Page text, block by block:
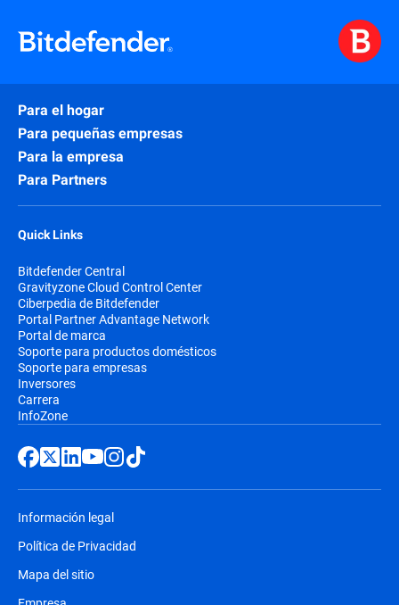
Para el hogar
Para pequeñas empresas
Para la empresa
Para Partners
Quick Links
Bitdefender Central
Gravityzone Cloud Control Center
Ciberpedia de Bitdefender
Portal Partner Advantage Network
Portal de marca
Soporte para productos domésticos
Soporte para empresas
Inversores
Carrera
InfoZone
Información legal
Política de Privacidad
Mapa del sitio